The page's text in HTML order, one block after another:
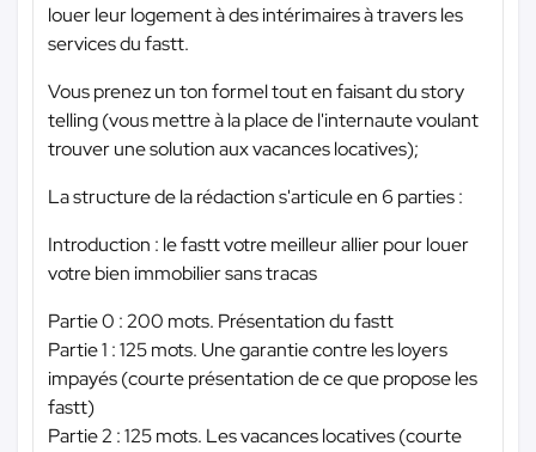
louer leur logement à des intérimaires à travers les
services du fastt.
Vous prenez un ton formel tout en faisant du story
telling (vous mettre à la place de l'internaute voulant
trouver une solution aux vacances locatives);
La structure de la rédaction s'articule en 6 parties :
Introduction : le fastt votre meilleur allier pour louer
votre bien immobilier sans tracas
Partie 0 : 200 mots. Présentation du fastt
Partie 1 : 125 mots. Une garantie contre les loyers
impayés (courte présentation de ce que propose les
fastt)
Partie 2 : 125 mots. Les vacances locatives (courte